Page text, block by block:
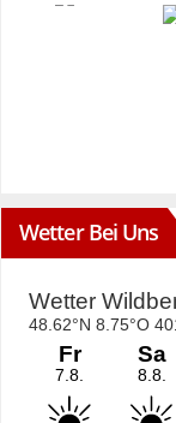
Wetter Bei Uns